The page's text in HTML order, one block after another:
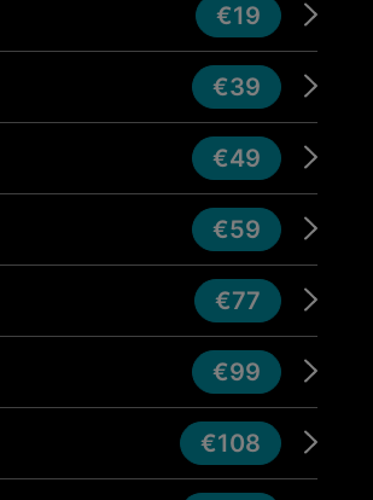
€19
€39
€49
€59
€77
€99
€108